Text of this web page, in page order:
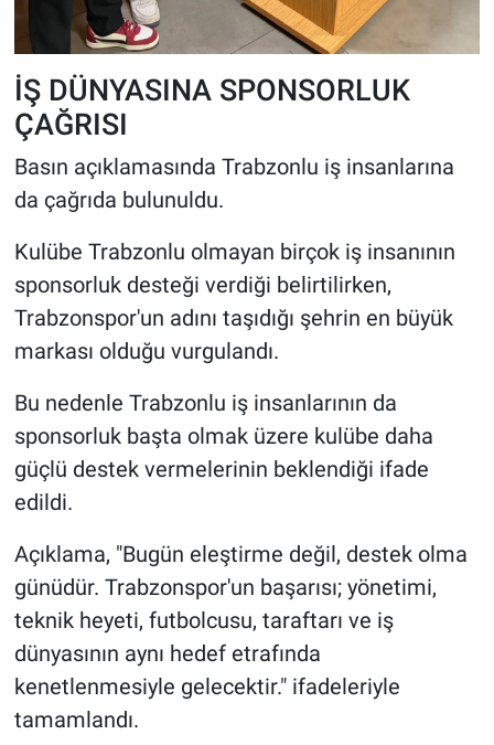
İŞ DÜNYASINA SPONSORLUK
ÇAĞRISI
Basın açıklamasında Trabzonlu iş insanlarına
da çağrıda bulunuldu.
Kulübe Trabzonlu olmayan birçok iş insanının
sponsorluk desteği verdiği belirtilirken,
Trabzonspor'un adını taşıdığı şehrin en büyük
markası olduğu vurgulandı.
Bu nedenle Trabzonlu iş insanlarının da
sponsorluk başta olmak üzere kulübe daha
güçlü destek vermelerinin beklendiği ifade
edildi.
Açıklama, "Bugün eleştirme değil, destek olma
günüdür. Trabzonspor'un başarısı; yönetimi,
teknik heyeti, futbolcusu, taraftarı ve iş
dünyasının aynı hedef etrafında
kenetlenmesiyle gelecektir." ifadeleriyle
tamamlandı.